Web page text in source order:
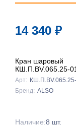
14 340 ₽
Кран шаровый
КШ.П.BV.065.25-
Арт:
Бренд: ALSO
Наличие:8 шт.